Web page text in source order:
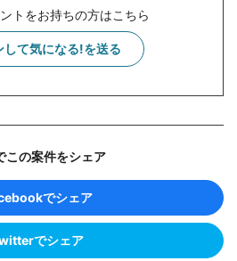
トをお持ちの方はこちら
して気になる!を送る
この案件をシェア
でシェア
でシェア